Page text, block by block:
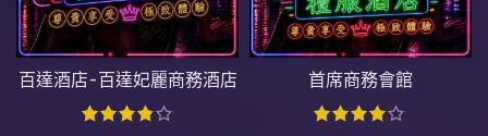
百達酒店-百達妃麗商務酒店 首席商務會館